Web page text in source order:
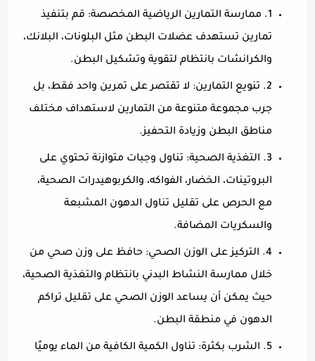
1. ممارسة التمارين الرياضية المخصصة: قم بتنفيذ
تمارين تستهدف عضلات البطن مثل البلونات، البلانك،
والكرانشات بانتظام لتقوية وتشكيل البطن.
2. تنويع التمارين: لا تقتصر على تمرين واحد فقط، بل
جرب مجموعة متنوعة من التمارين لاستهداف مختلف
مناطق البطن وزيادة التحفيز.
3. التغذية الصحية: تناول وجبات متوازنة تحتوي على
البروتينات، الخضار، الفواكه، والكربوهيدرات الصحية،
مع الحرص على تقليل تناول الدهون المشبعة
والسكريات المضافة.
4. التركيز على الوزن الصحي: حافظ على وزن صحي من
خلال ممارسة النشاط البدني بانتظام والتغذية الصحية،
حيث يمكن أن يساعد الوزن الصحي على تقليل تراكم
الدهون في منطقة البطن.
5. الشرب بكثرة: تناول الكمية الكافية من الماء يوميًا